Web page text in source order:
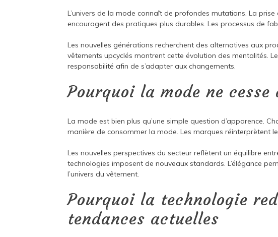
L’univers de la mode connaît de profondes mutations. La
encouragent des pratiques plus durables. Les processus de
Les nouvelles générations recherchent des alternatives aux
vêtements upcyclés montrent cette évolution des mentalités.
responsabilité afin de s’adapter aux changements.
Pourquoi la mode ne
La mode est bien plus qu’une simple question d’apparence.
manière de consommer la mode. Les marques réinterprètent
Les nouvelles perspectives du secteur reflètent un équilibre
technologies imposent de nouveaux standards. L’élégance
l’univers du vêtement.
Pourquoi la technologie
tendances actuelles